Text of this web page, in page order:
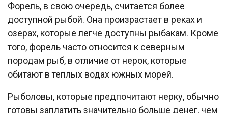
Форель, в свою очередь, считается более
доступной рыбой. Она произрастает в реках и
озерах, которые легче доступны рыбакам. Кроме
того, форель часто относится к северным
породам рыб, в отличие от нерок, которые
обитают в теплых водах южных морей.
Рыболовы, которые предпочитают нерку, обычно
готовы заплатить значительно больше денег, чем